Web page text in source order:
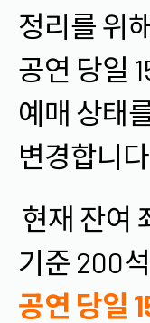
정리를 위
공연 당일
예매 상태
변경합니
현재 잔여
기준 200
공연 당일